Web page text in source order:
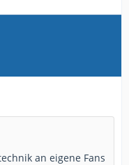
an eigene Fans